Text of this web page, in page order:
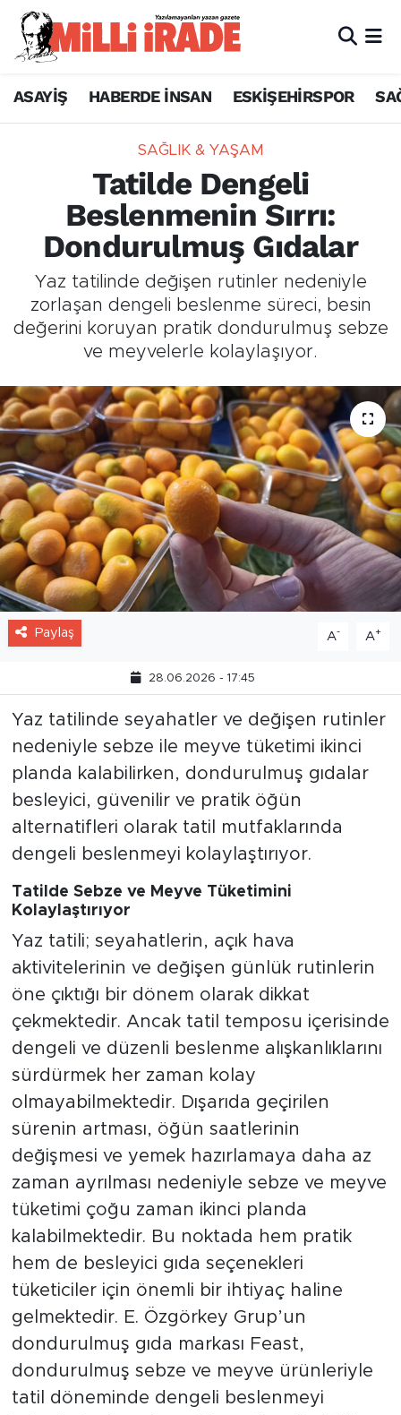
ASAYİŞ HABERDE İNSAN ESKİŞEHİRSPOR
SAĞLIK & YAŞAM
Tatilde Dengeli
Beslenmenin Sırrı:
Dondurulmuş Gıdalar
Yaz tatilinde değişen rutinler nedeniyle
zorlaşan dengeli beslenme süreci, besin
değerini koruyan pratik dondurulmuş sebze
ve meyvelerle kolaylaşıyor.
Paylaş A- A+
28.06.2026 - 17:45
Yaz tatilinde seyahatler ve değişen rutinler
nedeniyle sebze ile meyve tüketimi ikinci
planda kalabilirken, dondurulmuş gıdalar
besleyici, güvenilir ve pratik öğün
alternatifleri olarak tatil mutfaklarında
dengeli beslenmeyi kolaylaştırıyor.
Tatilde Sebze ve Meyve Tüketimini
Kolaylaştırıyor
Yaz tatili; seyahatlerin, açık hava
aktivitelerinin ve değişen günlük rutinlerin
öne çıktığı bir dönem olarak dikkat
çekmektedir. Ancak tatil temposu içerisinde
dengeli ve düzenli beslenme alışkanlıklarını
sürdürmek her zaman kolay
olmayabilmektedir. Dışarıda geçirilen
sürenin artması, öğün saatlerinin
değişmesi ve yemek hazırlamaya daha az
zaman ayrılması nedeniyle sebze ve meyve
tüketimi çoğu zaman ikinci planda
kalabilmektedir. Bu noktada hem pratik
hem de besleyici gıda seçenekleri
tüketiciler için önemli bir ihtiyaç haline
gelmektedir. E. Özgörkey Grup’un
dondurulmuş gıda markası Feast,
dondurulmuş sebze ve meyve ürünleriyle
tatil döneminde dengeli beslenmeyi